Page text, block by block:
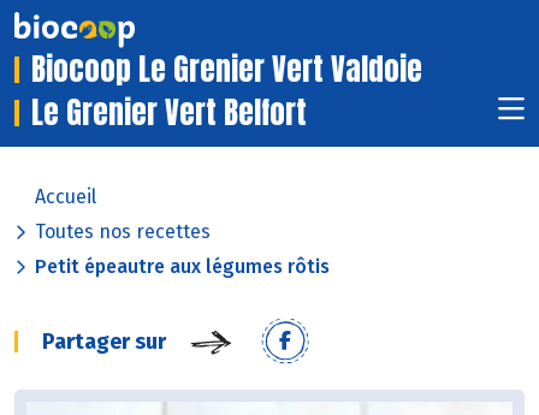
Biocoop Le Grenier Vert Valdoie
Le Grenier Vert Belfort
Accueil
Toutes nos recettes
Petit épeautre aux légumes rôtis
Partager sur